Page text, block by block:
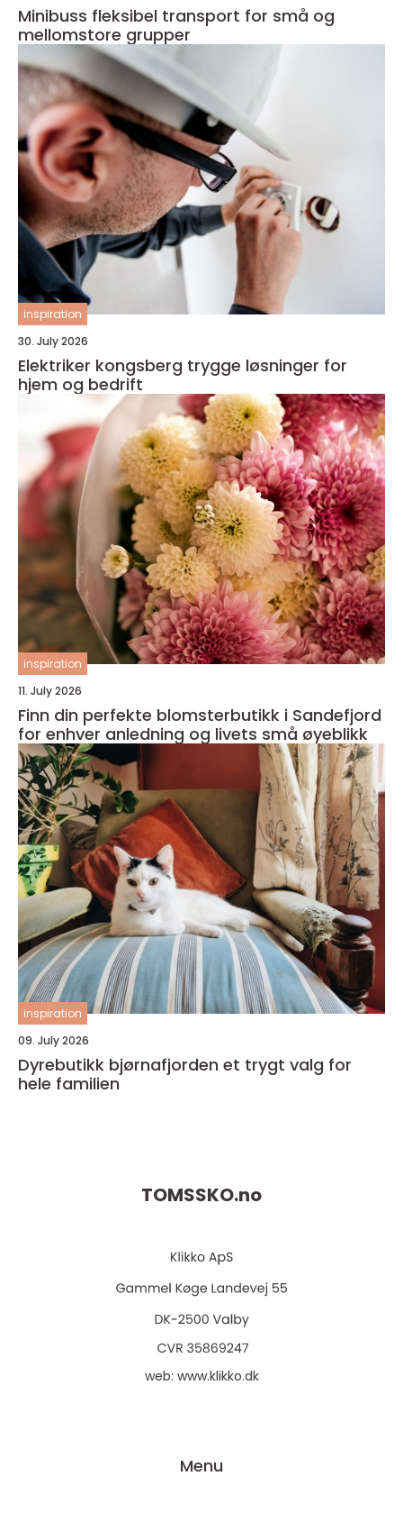
Minibuss fleksibel transport for små og
mellomstore grupper
inspiration
30. July 2026
Elektriker kongsberg trygge løsninger for
hjem og bedrift
inspiration
11. July 2026
Finn din perfekte blomsterbutikk i Sandefjord
for enhver anledning og livets små øyeblikk
inspiration
09. July 2026
Dyrebutikk bjørnafjorden et trygt valg for
hele familien
TOMSSKO.no
web: www.klikko.dk
Menu